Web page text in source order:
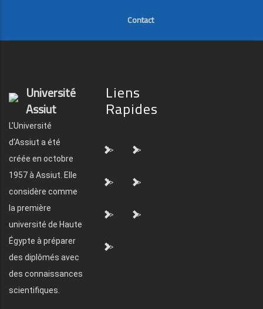
Contact
Université
Assiut
L'Université
d'Assiut a été
créée en octobre
1957 à Assiut. Elle
considère comme
la première
université de Haute
Égypte à préparer
des diplômés avec
des connaissances
scientifiques.
Liens
Rapides
"> ">
"> ">
"> ">
">